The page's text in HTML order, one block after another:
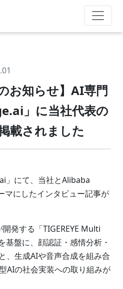
お知らせ】AI専門
」に当社代表の
載されました
」にて、当社とAlibaba
マにしたインタビュー記事が
発する「TIGEREYE Multi
盤に、顔認証・感情分析・
、生成AIや音声合成を組み合
AIの社会実装への取り組みが